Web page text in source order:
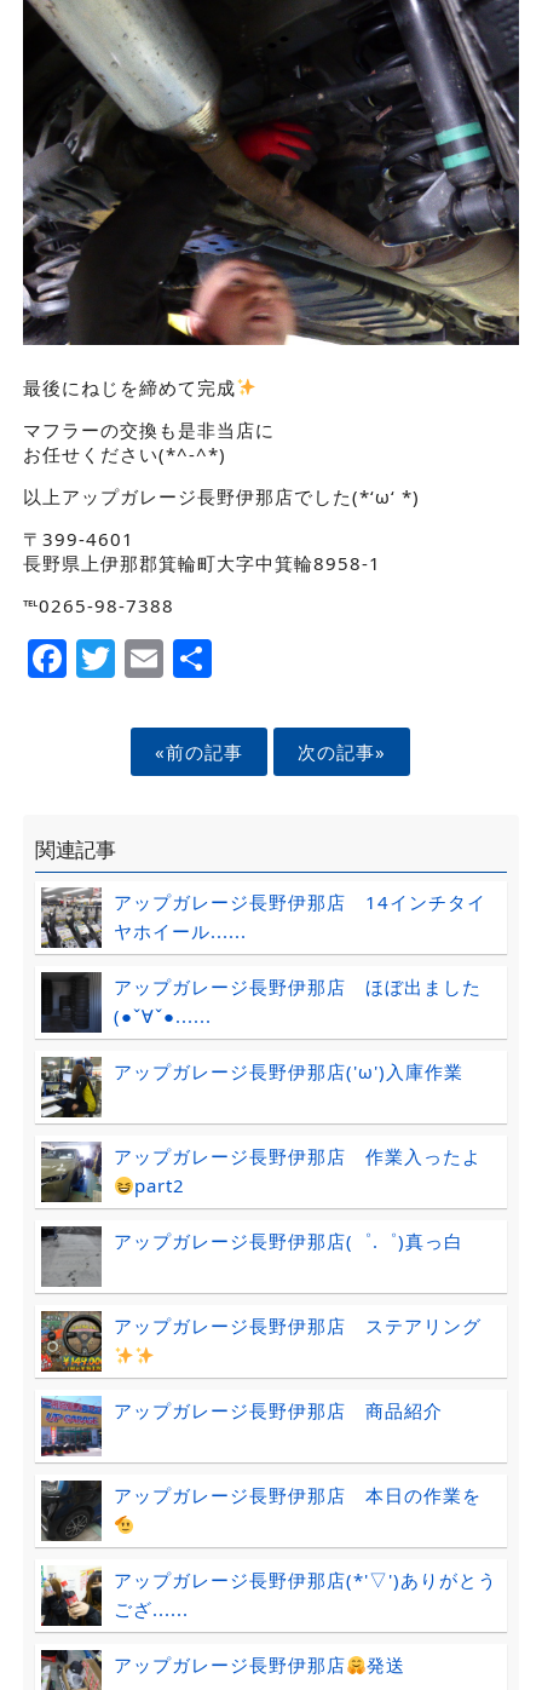
最後にねじを締めて完成
マフラーの交換も是非当店に
お任せください(*^-^*)
以上アップガレージ長野伊那店でした(*‘ω‘ *)
〒399-4601
長野県上伊那郡箕輪町大字中箕輪8958-1
℡0265-98-7388
Facebook
Twitter
EmailShare
«前の記事 次の記事»
関連記事
アップガレージ長野伊那店 14インチタイ
ヤホイール......
アップガレージ長野伊那店 ほぼ出ました
(●ˇ∀ˇ●......
アップガレージ長野伊那店('ω')入庫作業
アップガレージ長野伊那店 作業入ったよ
part2
アップガレージ長野伊那店(゜.゜)真っ白
アップガレージ長野伊那店 ステアリング
アップガレージ長野伊那店 商品紹介
アップガレージ長野伊那店 本日の作業を
アップガレージ長野伊那店(*'▽')ありがとう
ござ......
アップガレージ長野伊那店 発送